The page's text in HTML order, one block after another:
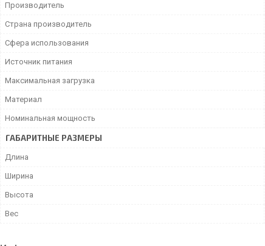
Производитель
Страна производитель
Сфера использования
Источник питания
Максимальная загрузка
Материал
Номинальная мощность
ГАБАРИТНЫЕ РАЗМЕРЫ
Длина
Ширина
Высота
Вес